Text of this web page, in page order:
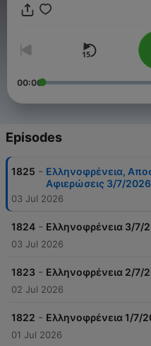
00:00
Episodes
1825 - Ελληνοφρένεια,
Αφιερώσεις 3/7/2026
03 Jul 2026
1824 - Ελληνοφρένεια 3/7/
03 Jul 2026
1823 - Ελληνοφρένεια 2/7/
02 Jul 2026
1822 - Ελληνοφρένεια 1/7/
01 Jul 2026